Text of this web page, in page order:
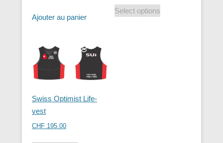
Ajouter au panier
Select options
Swiss Optimist Life-
vest
CHF 195.00